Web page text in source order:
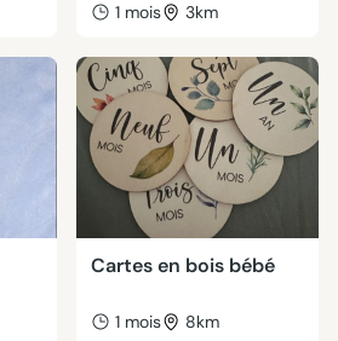
1 mois 3km
Cartes en bois bébé
1 mois 8km